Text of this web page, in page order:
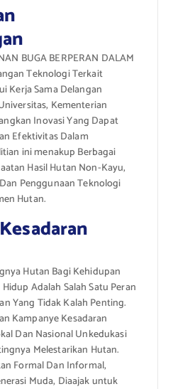
BUGA BERPERAN DALAM
Teknologi Terkait
Kerja Sama Delangan
Kementerian
Inovasi Yang Dapat
Efektivitas Dalam
ini menakup Berbagai
Hasil Hutan Non-Kayu,
Penggunaan Teknologi
Hutan.
Hutan Bagi Kehidupan
Adalah Salah Satu Peran
Yang Tidak Kalah Penting.
Kampanye Kesadaran
Dan Nasional Unkedukasi
Melestarikan Hutan.
Formal Dan Informal,
Muda, Diaajak untuk